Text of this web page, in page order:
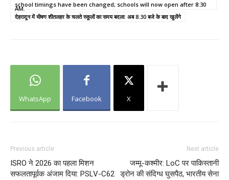
school timings have been changed; schools will now open after 8:30
AM.
देहरादून में भीषण शीतलहर के चलते स्कूलों का समय बदला: अब 8:30 बजे के बाद खुलेंगे
WhatsApp Facebook X
Previous article
ISRO ने 2026 का पहला मिशन
सफलतापूर्वक अंजाम दिया: PSLV-C62
Next article
जम्मू-कश्मीर: LoC पर पाकिस्तानी
ड्रोन की संदिग्ध घुसपैठ, भारतीय सेना